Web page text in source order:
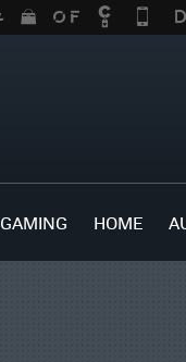
GAMING HOME